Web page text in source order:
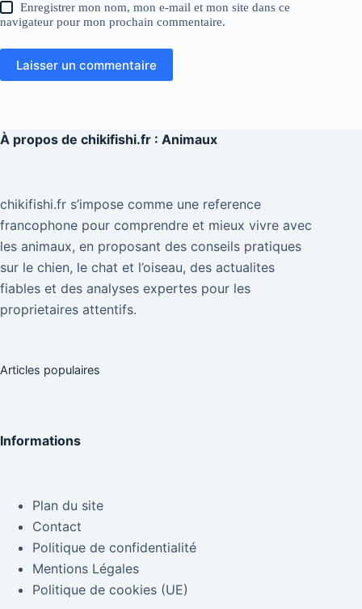
Enregistrer mon nom, mon e-mail et mon site dans ce
navigateur pour mon prochain commentaire.
Laisser un commentaire
À propos de chikifishi.fr : Animaux
chikifishi.fr s’impose comme une reference
francophone pour comprendre et mieux vivre avec
les animaux, en proposant des conseils pratiques
sur le chien, le chat et l’oiseau, des actualites
fiables et des analyses expertes pour les
proprietaires attentifs.
Articles populaires
Informations
Plan du site
Contact
Politique de confidentialité
Mentions Légales
Politique de cookies (UE)